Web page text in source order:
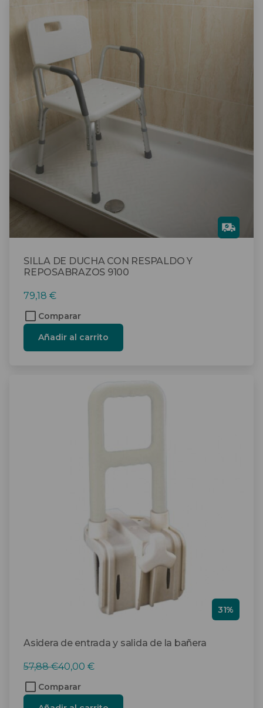
SILLA DE DUCHA CON RESPALDO Y
REPOSABRAZOS 9100
Gra
tis
79,18 €
Comparar
Añadir al carrito
Asidera de entrada y salida de la bañera
31%
57,88€
El
precio
original
40,00 €
El
precio
actual
Comparar